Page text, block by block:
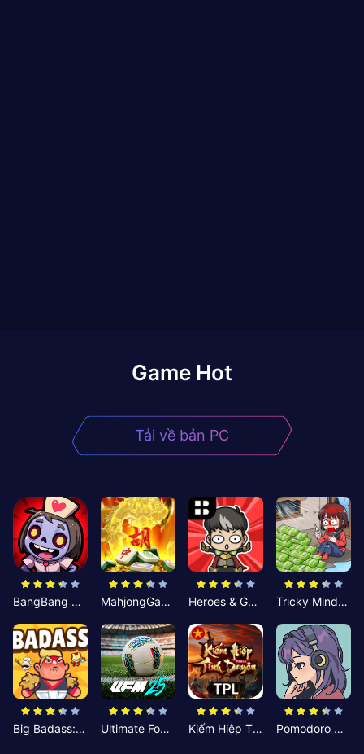
Game Hot
Tải về bản PC
BangBang Zombies:Chiến Shelter MahjongGame Heroes & Gear? Yoink! Tricky Minds: Brainy Puzzle
Big Badass: Game AFK Idle RPG Ultimate Football Manager Kiếm Hiệp Tình Duyên Pomodoro Nhỏ: Giờ Tập Trung